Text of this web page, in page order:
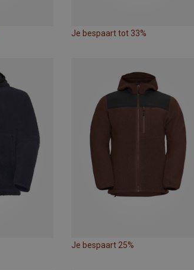
Je bespaart tot 33%
Je bespaart 25%